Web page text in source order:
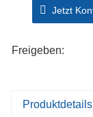
is appropriate
and outside
do like rock-
Jetzt
Freigeben:
Produktdetails